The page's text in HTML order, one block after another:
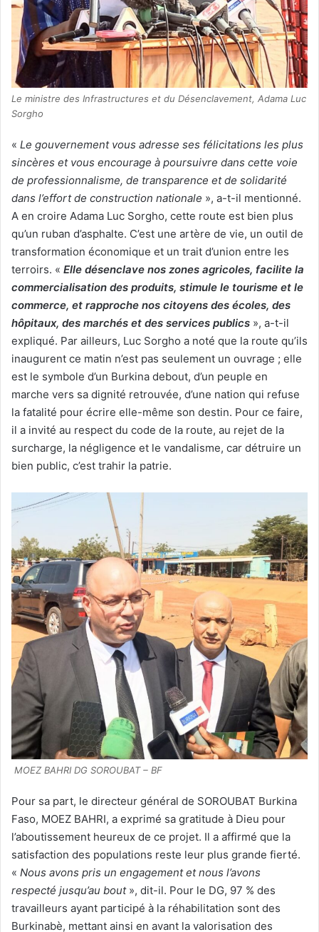
Le ministre des Infrastructures et du Désenclavement, Adama Luc
Sorgho
« Le gouvernement vous adresse ses félicitations les plus
sincères et vous encourage à poursuivre dans cette voie
de professionnalisme, de transparence et de solidarité
dans l’effort de construction nationale », a-t-il mentionné.
A en croire Adama Luc Sorgho, cette route est bien plus
qu’un ruban d’asphalte. C’est une artère de vie, un outil de
transformation économique et un trait d’union entre les
terroirs. « Elle désenclave nos zones agricoles, facilite la
commercialisation des produits, stimule le tourisme et le
commerce, et rapproche nos citoyens des écoles, des
hôpitaux, des marchés et des services publics », a-t-il
expliqué. Par ailleurs, Luc Sorgho a noté que la route qu’ils
inaugurent ce matin n’est pas seulement un ouvrage ; elle
est le symbole d’un Burkina debout, d’un peuple en
marche vers sa dignité retrouvée, d’une nation qui refuse
la fatalité pour écrire elle-même son destin. Pour ce faire,
il a invité au respect du code de la route, au rejet de la
surcharge, la négligence et le vandalisme, car détruire un
bien public, c’est trahir la patrie.
MOEZ BAHRI DG SOROUBAT – BF
Pour sa part, le directeur général de SOROUBAT Burkina
Faso, MOEZ BAHRI, a exprimé sa gratitude à Dieu pour
l’aboutissement heureux de ce projet. Il a affirmé que la
satisfaction des populations reste leur plus grande fierté.
« Nous avons pris un engagement et nous l’avons
respecté jusqu’au bout», dit-il. Pour le DG, 97 % des
travailleurs ayant participé à la réhabilitation sont des
Burkinabè, mettant ainsi en avant la valorisation des